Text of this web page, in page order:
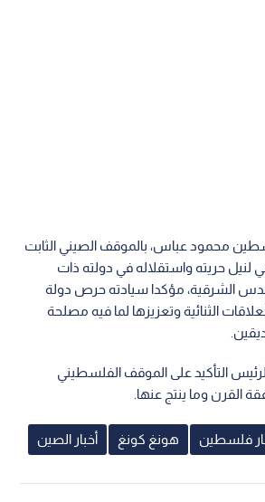
محمود عباس، بالموقف الصيني الثابت
لنيل حريته واستقلاله في دولته ذات
الشرقية، مؤكدا سيادته حرص دولة
الثنائية وتعزيزها لما فيه مصلحة
التأكيد على الموقف الفلسطيني
القرن وما ينتج عنها.
فلسطين هونغ كونغ أخبار الصين